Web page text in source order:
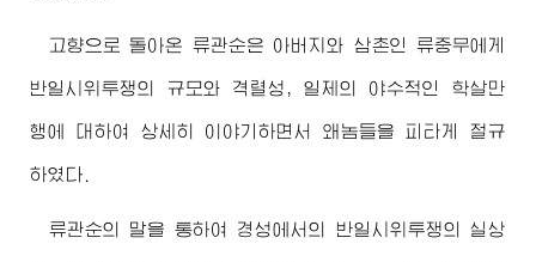
고향으로 돌아온 류관순은 아버지와 삼촌인 류중무에게
반일시위투쟁의 규모와 격렬성, 일제의 야수적인 학살만
행에 대하여 상세히 이야기하면서 왜놈들을 피타게 절규
하였다.
류관순의 말을 통하여 경성에서의 반일시위투쟁의 실상